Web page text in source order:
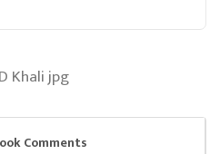
Comments